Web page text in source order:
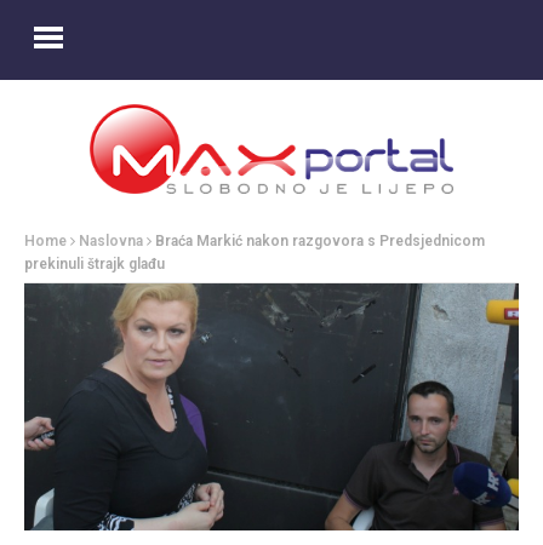
Home Naslovna
Braća Markić nakon razgovora s Predsjednicom
prekinuli štrajk glađu